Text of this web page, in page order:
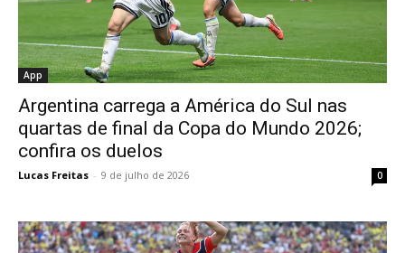
App
Argentina carrega a América do Sul nas
quartas de final da Copa do Mundo 2026;
confira os duelos
Lucas Freitas - 9 de julho de 2026 0